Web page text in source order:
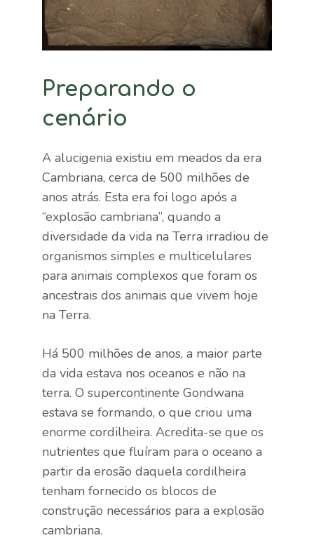
Preparando o
cenário
A alucigenia existiu em meados da era
Cambriana, cerca de 500 milhões de
anos atrás. Esta era foi logo após a
“explosão cambriana”, quando a
diversidade da vida na Terra irradiou de
organismos simples e multicelulares
para animais complexos que foram os
ancestrais dos animais que vivem hoje
na Terra.
Há 500 milhões de anos, a maior parte
da vida estava nos oceanos e não na
terra. O supercontinente Gondwana
estava se formando, o que criou uma
enorme cordilheira. Acredita-se que os
nutrientes que fluíram para o oceano a
partir da erosão daquela cordilheira
tenham fornecido os blocos de
construção necessários para a explosão
cambriana.